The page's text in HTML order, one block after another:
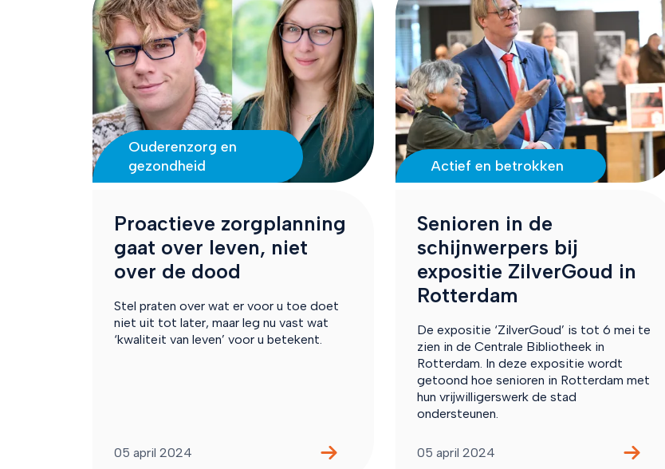
Ouderenzorg en
gezondheid
Proactieve zorgplanning
gaat over leven, niet
over de dood
Stel praten over wat er voor u toe doet
niet uit tot later, maar leg nu vast wat
‘kwaliteit van leven’ voor u betekent.
05 april 2024
Actief en betrokken
Senioren in de
schijnwerpers bij
expositie ZilverGoud in
Rotterdam
De expositie ‘ZilverGoud’ is tot 6 mei te
zien in de Centrale Bibliotheek in
Rotterdam. In deze expositie wordt
getoond hoe senioren in Rotterdam met
hun vrijwilligerswerk de stad
ondersteunen.
05 april 2024